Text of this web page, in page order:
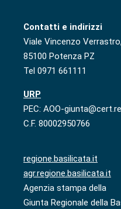
Contatti e indirizzi
Viale Vincenzo
85100 Potenza PZ
Tel 0971 661111
URP
PEC: AOO-
C.F. 80002950766
regione.basilicata.it
agr.regione.basilicata.it
Agenzia stampa della
Giunta Regionale della